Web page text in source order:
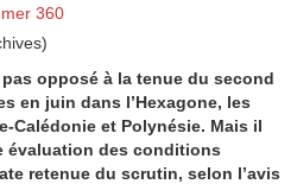
360
opposé à la tenue du second
en juin dans l’Hexagone, les
Calédonie et Polynésie. Mais il
évaluation des conditions
retenue du scrutin, selon l’avis